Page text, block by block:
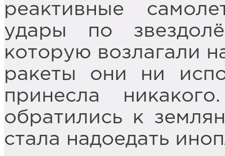
реактивные
удары по
которую возлагали
ракеты они ни
принесла
обратились к
стала надоедать